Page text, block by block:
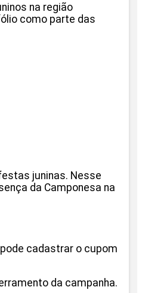
na região
como parte das
juninas. Nesse
da Camponesa na
cadastrar o cupom
da campanha.